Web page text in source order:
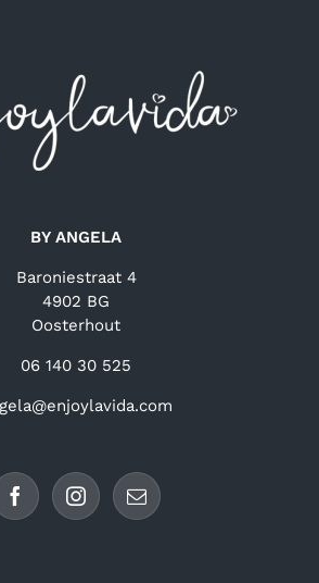
BY ANGELA
Baroniestraat 4
4902 BG
Oosterhout
06 140 30 525